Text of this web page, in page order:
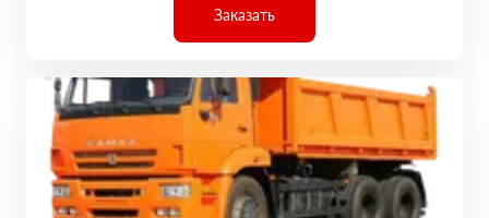
Заказать